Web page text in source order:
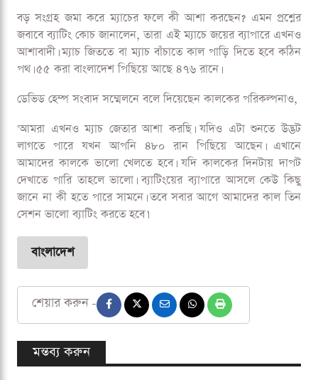
বড় সংগ্রহ জমা করে ম্যাচের ফলে কী আশা করছেন? এমন প্রশ্নের
জবাবে ব্যাটিং কোচ জানালেন, তারা এই ম্যাচে জয়ের ব্যাপারে এখনও
আশাবাদী। ম্যাচ জিততে বা ম্যাচ বাঁচাতে কাল পাড়ি দিতে হবে কঠিন
পথ। ৫৫ করা বাংলাদেশ পিছিয়ে আছে ৪৭৬ রানে।
ডেভিড হেম্প সংবাদ সম্মেলনে বলে দিয়েছেন কালকের পরিকল্পনাও,
'আমরা এখনও ম্যাচ জেতার আশা করছি। যদিও এটা শুনতে উদ্ভট
লাগতে পারে যখন আপনি ৪৮০ রান পিছিয়ে আছেন। এখানে
আমাদের কালকে ভালো খেলতে হবে। যদি কালকের দিনটায় দাপট
দেখাতে পারি তাহলে ভালো। ব্যাটিংয়ের ব্যাপারে আসলে কেউ কিছু
জানে না কী হতে পারে সামনে। তবে সবার আগে আমাদের কাল তিন
সেশন ভালো ব্যাটিং করতে হবে।'
বাংলাদেশ
শেয়ার করুন -
মন্তব্য করুন